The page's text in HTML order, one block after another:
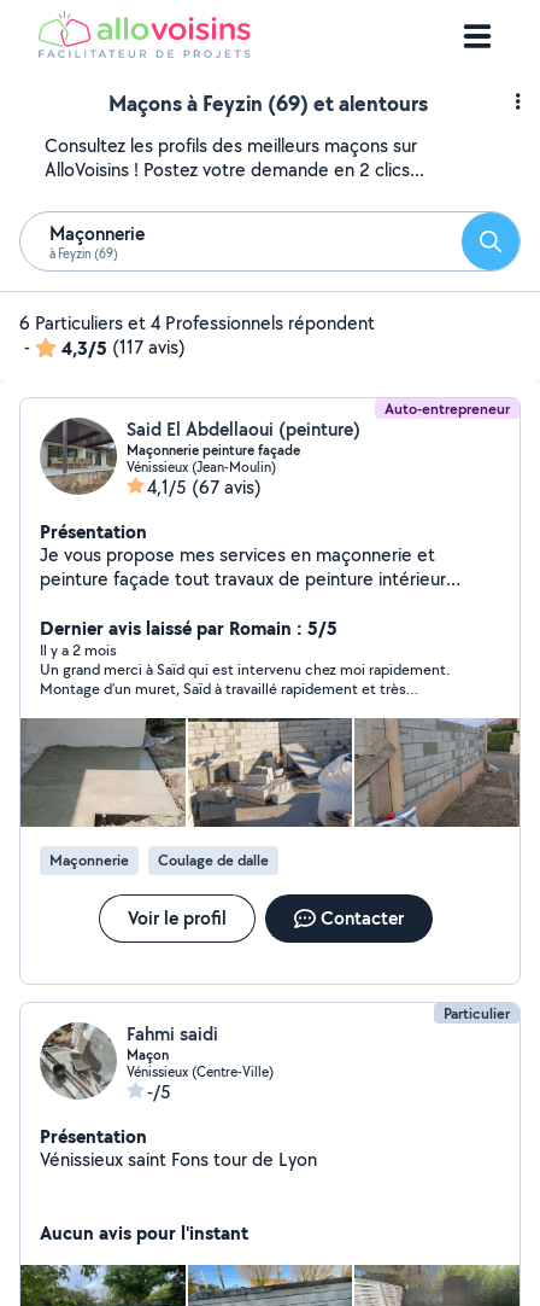
Maçons à Feyzin (69) et alentours
Consultez les profils des meilleurs maçons sur
AlloVoisins ! Postez votre demande en 2 clics...
Maçonnerie
à Feyzin (69)
6 Particuliers et 4 Professionnels répondent
-
4,3/5 (117 avis)
Auto-entrepreneur
Said El Abdellaoui (peinture)
Maçonnerie peinture façade
Vénissieux (Jean-Moulin)
4,1/5 (67 avis)
Présentation
Je vous propose mes services en maçonnerie et
peinture façade tout travaux de peinture intérieur
Dernier avis laissé par Romain : 5/5
Il y a 2 mois
Un grand merci à Saïd qui est intervenu chez moi rapidement.
Montage d’un muret, Saïd à travaillé rapidement et très
Maçonnerie Coulage de dalle
Voir le profil Contacter
Particulier
Fahmi saidi
Maçon
Vénissieux (Centre-Ville)
-/5
Présentation
Vénissieux saint Fons tour de Lyon
Aucun avis pour l'instant